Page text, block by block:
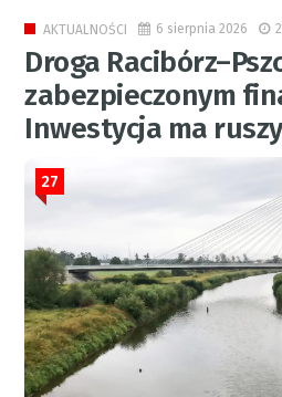
AKTUALNOŚCI 6 sierpnia 2026
Droga
zabezpieczonym
Inwestycja ma
27